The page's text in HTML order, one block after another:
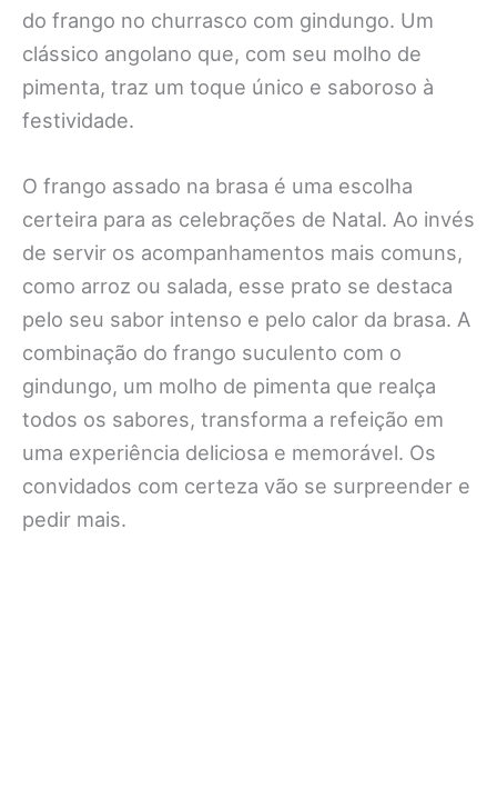
do frango no churrasco com gindungo. Um
clássico angolano que, com seu molho de
pimenta, traz um toque único e saboroso à
festividade.
O frango assado na brasa é uma escolha
certeira para as celebrações de Natal. Ao invés
de servir os acompanhamentos mais comuns,
como arroz ou salada, esse prato se destaca
pelo seu sabor intenso e pelo calor da brasa. A
combinação do frango suculento com o
gindungo, um molho de pimenta que realça
todos os sabores, transforma a refeição em
uma experiência deliciosa e memorável. Os
convidados com certeza vão se surpreender e
pedir mais.